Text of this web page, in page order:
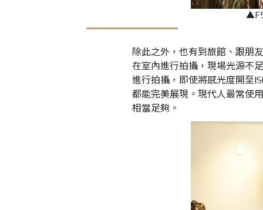
除此之外，也有到旅館、跟朋
在室內進行拍攝，現場光源不
進行拍攝，即使將感光度開至
都能完美展現。現代人最常使
相當足夠。